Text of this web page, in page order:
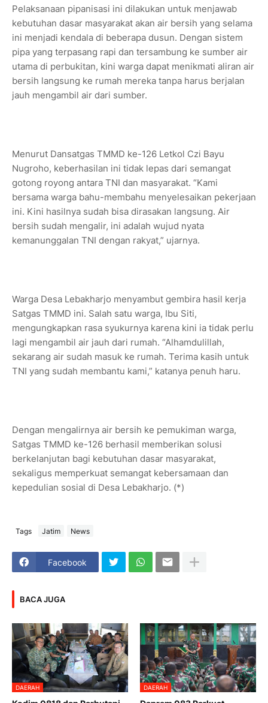
Pelaksanaan pipanisasi ini dilakukan untuk menjawab
kebutuhan dasar masyarakat akan air bersih yang selama
ini menjadi kendala di beberapa dusun. Dengan sistem
pipa yang terpasang rapi dan tersambung ke sumber air
utama di perbukitan, kini warga dapat menikmati aliran air
bersih langsung ke rumah mereka tanpa harus berjalan
jauh mengambil air dari sumber.
Menurut Dansatgas TMMD ke-126 Letkol Czi Bayu
Nugroho, keberhasilan ini tidak lepas dari semangat
gotong royong antara TNI dan masyarakat. “Kami
bersama warga bahu-membahu menyelesaikan pekerjaan
ini. Kini hasilnya sudah bisa dirasakan langsung. Air
bersih sudah mengalir, ini adalah wujud nyata
kemanunggalan TNI dengan rakyat,” ujarnya.
Warga Desa Lebakharjo menyambut gembira hasil kerja
Satgas TMMD ini. Salah satu warga, Ibu Siti,
mengungkapkan rasa syukurnya karena kini ia tidak perlu
lagi mengambil air jauh dari rumah. “Alhamdulillah,
sekarang air sudah masuk ke rumah. Terima kasih untuk
TNI yang sudah membantu kami,” katanya penuh haru.
Dengan mengalirnya air bersih ke pemukiman warga,
Satgas TMMD ke-126 berhasil memberikan solusi
berkelanjutan bagi kebutuhan dasar masyarakat,
sekaligus memperkuat semangat kebersamaan dan
kepedulian sosial di Desa Lebakharjo. (*)
Tags Jatim News
Facebook
BACA JUGA
DAERAH DAERAH